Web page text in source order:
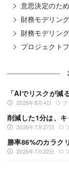
意思決定のた
財務モデリン
財務モデリン
プロジェクト
2026年8月4日
「AIでリスクが減
2026年7月27日
削減した1分は、キ
2026年7月22日
勝率86%のカラク